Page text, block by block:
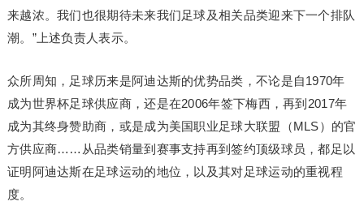
来越浓。我们也很期待未来我们足球及相关品类迎来下一个排队
潮。”上述负责人表示。
众所周知，足球历来是阿迪达斯的优势品类，不论是自1970年
成为世界杯足球供应商，还是在2006年签下梅西，再到2017年
成为其终身赞助商，或是成为美国职业足球大联盟（MLS）的官
方供应商……从品类销量到赛事支持再到签约顶级球员，都足以
证明阿迪达斯在足球运动的地位，以及其对足球运动的重视程
度。